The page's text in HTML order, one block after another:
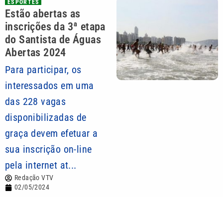
ESPORTES
Estão abertas as
inscrições da 3ª etapa
do Santista de Águas
Abertas 2024
Para participar, os
interessados em uma
das 228 vagas
disponibilizadas de
graça devem efetuar a
sua inscrição on-line
pela internet at...
Redação VTV
02/05/2024